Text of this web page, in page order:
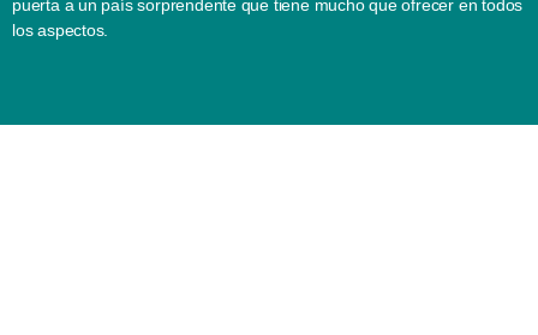
puerta a un país sorprendente que tiene mucho que ofrecer en todos
los aspectos.